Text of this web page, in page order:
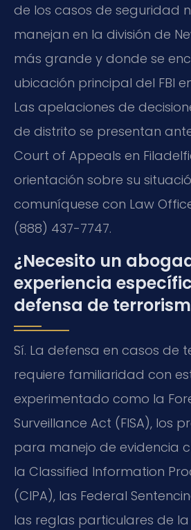
de los casos de seguridad
manejan en la división de
más grande y donde se
ubicación principal del FBI
Las apelaciones de
de distrito se presentan
Court of Appeals en
orientación sobre su
comuníquese con Law
(888) 437-7747.
¿Necesito un
experiencia
defensa de
Sí. La defensa en casos de
requiere familiaridad con
experimentado como la
Surveillance Act (FISA), los
para manejo de evidencia
la Classified Information
(CIPA), las Federal
las reglas particulares de